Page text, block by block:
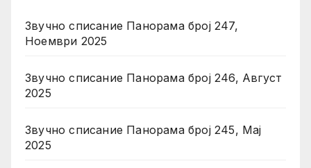
Звучно списание Панорама број 247,
Ноември 2025
Звучно списание Панорама број 246, Август
2025
Звучно списание Панорама број 245, Мај
2025